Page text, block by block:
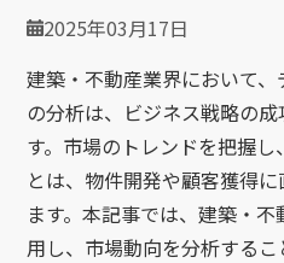
2025年03月17日
建築・不動産業界において
の分析は、ビジネス戦略の
す。市場のトレンドを把握
とは、物件開発や顧客獲得
ます。本記事では、建築・
用し、市場動向を分析する